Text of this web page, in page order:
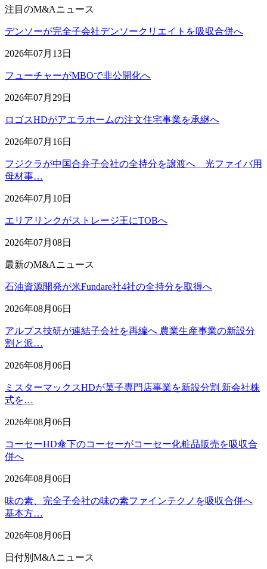
注目のM&Aニュース
デンソーが完全子会社デンソークリエイトを吸収合併へ
2026年07月13日
フューチャーがMBOで非公開化へ
2026年07月29日
ロゴスHDがアエラホームの注文住宅事業を承継へ
2026年07月16日
フジクラが中国合弁子会社の全持分を譲渡へ 光ファイバ用
母材事…
2026年07月10日
エリアリンクがストレージ王にTOBへ
2026年07月08日
最新のM&Aニュース
石油資源開発が米Fundare社4社の全持分を取得へ
2026年08月06日
アルプス技研が連結子会社を再編へ 農業生産事業の新設分
割と派…
2026年08月06日
ミスターマックスHDが菓子専門店事業を新設分割 新会社株
式を…
2026年08月06日
コーセーHD傘下のコーセーがコーセー化粧品販売を吸収合
併へ
2026年08月06日
味の素、完全子会社の味の素ファインテクノを吸収合併へ
基本方…
2026年08月06日
日付別M&Aニュース